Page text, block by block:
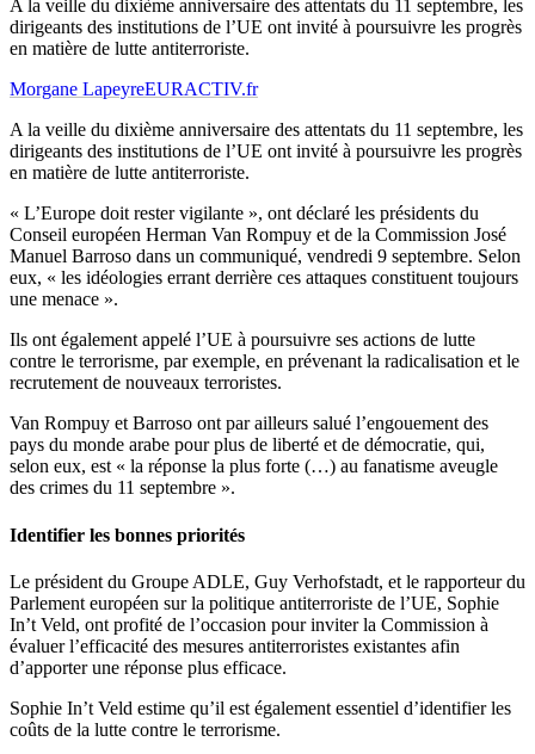
A la veille du dixième anniversaire des attentats du 11 septembre, les
dirigeants des institutions de l’UE ont invité à poursuivre les progrès
en matière de lutte antiterroriste.
Morgane LapeyreEURACTIV.fr
A la veille du dixième anniversaire des attentats du 11 septembre, les
dirigeants des institutions de l’UE ont invité à poursuivre les progrès
en matière de lutte antiterroriste.
« L’Europe doit rester vigilante », ont déclaré les présidents du
Conseil européen Herman Van Rompuy et de la Commission José
Manuel Barroso dans un communiqué, vendredi 9 septembre. Selon
eux, « les idéologies errant derrière ces attaques constituent toujours
une menace ».
Ils ont également appelé l’UE à poursuivre ses actions de lutte
contre le terrorisme, par exemple, en prévenant la radicalisation et le
recrutement de nouveaux terroristes.
Van Rompuy et Barroso ont par ailleurs salué l’engouement des
pays du monde arabe pour plus de liberté et de démocratie, qui,
selon eux, est « la réponse la plus forte (…) au fanatisme aveugle
des crimes du 11 septembre ».
Identifier les bonnes priorités
Le président du Groupe ADLE, Guy Verhofstadt, et le rapporteur du
Parlement européen sur la politique antiterroriste de l’UE, Sophie
In’t Veld, ont profité de l’occasion pour inviter la Commission à
évaluer l’efficacité des mesures antiterroristes existantes afin
d’apporter une réponse plus efficace.
Sophie In’t Veld estime qu’il est également essentiel d’identifier les
coûts de la lutte contre le terrorisme.